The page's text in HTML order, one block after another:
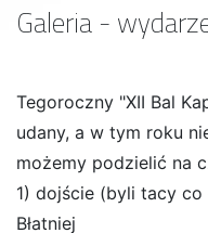
Galeria -
Tegoroczny "XII Bal
udany, a w tym roku
możemy podzielić na
1) dojście (byli tacy
Błatniej